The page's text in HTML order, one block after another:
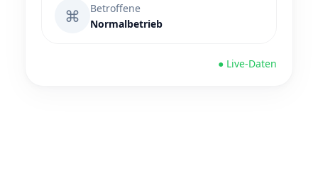
⌘
Betroffene
Normalbetrieb
● Live-Daten